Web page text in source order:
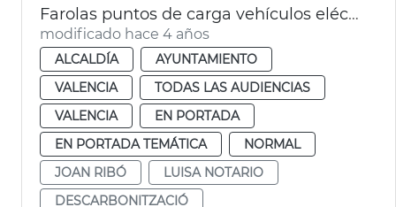
Farolas puntos de carga vehículos eléctricos
modificado hace 4 años
ALCALDÍA
AYUNTAMIENTO
VALENCIA
TODAS LAS AUDIENCIAS
VALENCIA
EN PORTADA
EN PORTADA TEMÁTICA
NORMAL
JOAN RIBÓ
LUISA NOTARIO
DESCARBONITZACIÓ